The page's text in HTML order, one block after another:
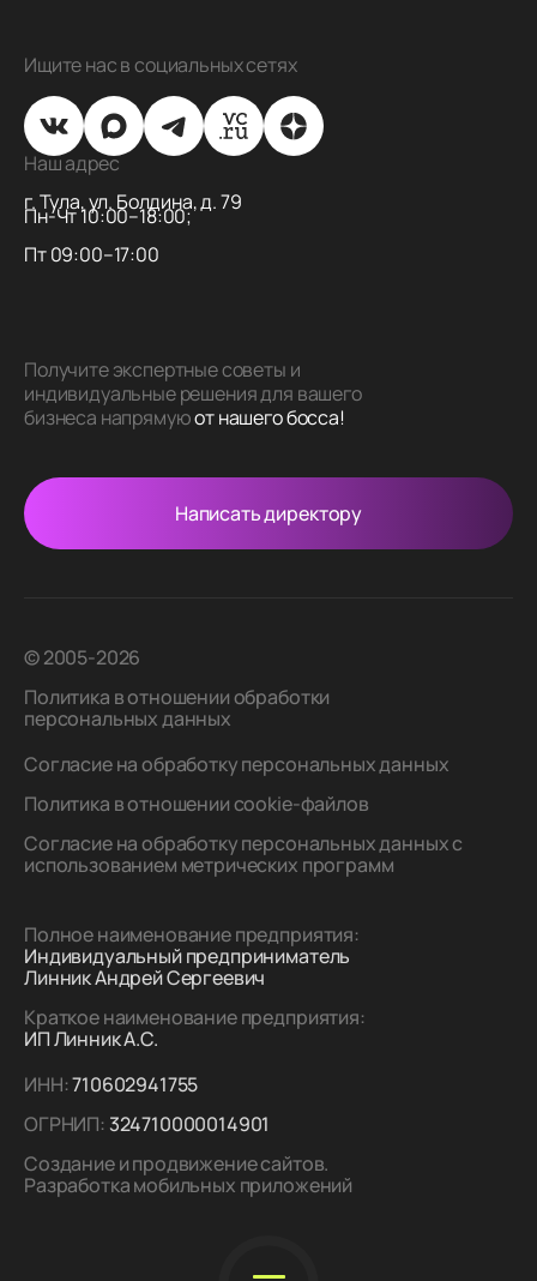
Получите экспертные советы и
индивидуальные решения для вашего
бизнеса напрямуюот нашего босса!
Написать директору
Ищите нас в социальных сетях
Наш адрес
г. Тула, ул. Болдина, д. 79
Пн-Чт 10:00–18:00;
Пт 09:00–17:00
© 2005-2026
Политика в отношении обработки
персональных данных
Полное наименование предприятия:
Индивидуальный предприниматель
Линник Андрей Сергеевич
Краткое наименование предприятия:
ИП Линник А.С.
ИНН:710602941755
ОГРНИП: 324710000014901
Создание и продвижение сайтов.
Разработка мобильных приложений
Согласие на обработку персональных данных
Политика в отношении cookie-файлов
Согласие на обработку персональных данных с
использованием метрических программ